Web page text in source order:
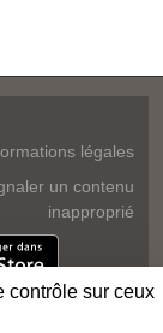
légales
un contenu
inapproprié
contrôle sur ceux